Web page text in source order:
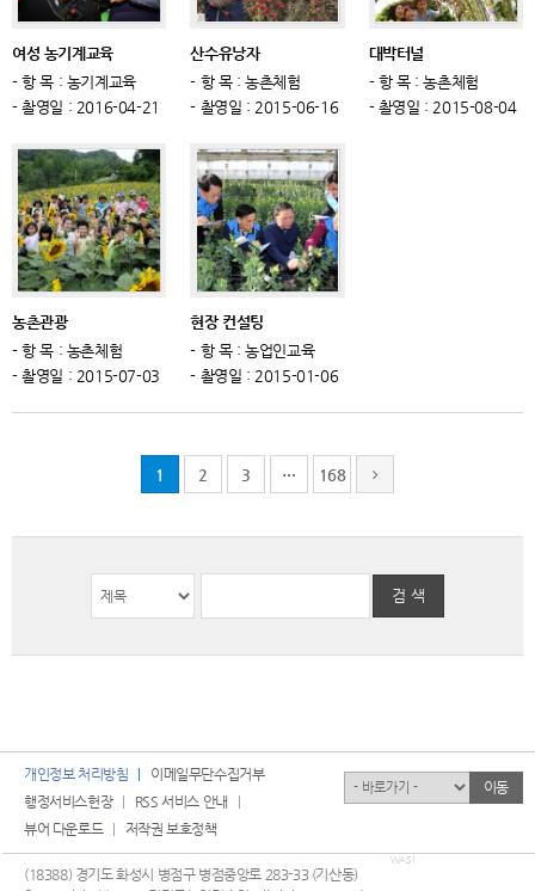
여성 농기계교육
- 항 목 : 농기계교육
- 촬영일 : 2016-04-21
산수유낭자
- 항 목 : 농촌체험
- 촬영일 : 2015-06-16
대박터널
- 항 목 : 농촌체험
- 촬영일 : 2015-08-04
농촌관광
- 항 목 : 농촌체험
- 촬영일 : 2015-07-03
현장 컨설팅
- 항 목 : 농업인교육
- 촬영일 : 2015-01-06
1 2 3 … 168
검 색
개인정보 처리방침
이메일무단수집거부
행정서비스헌장
RSS 서비스 안내
뷰어 다운로드
저작권 보호정책
(18388) 경기도 화성시 병점구 병점중앙로 283-33 (기산동)
유관기관 이동
WAS1